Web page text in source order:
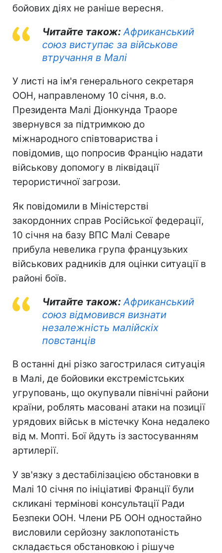
бойових діях не раніше вересня.
Читайте також:Африканський
союз виступає за військове
втручання в Малі
У листі на ім'я генерального секретаря
ООН, направленому 10 січня, в.о.
Президента Малі Діонкунда Траоре
звернувся за підтримкою до
міжнародного співтовариства і
повідомив, що попросив Францію надати
військову допомогу в ліквідації
терористичної загрози.
Як повідомили в Міністерстві
закордонних справ Російської федерації,
10 січня на базу ВПС Малі Севаре
прибула невелика група французьких
військових радників для оцінки ситуації в
районі боїв.
Читайте також:Африканський
союз відмовився визнати
незалежність малійскіх
повстанців
В останні дні різко загострилася ситуація
в Малі, де бойовики екстремістських
угруповань, що окупували північні райони
країни, роблять масовані атаки на позиції
урядових військ в містечку Кона недалеко
від м. Мопті. Бої йдуть із застосуванням
артилерії.
У зв'язку з дестабілізацією обстановки в
Малі 10 січня по ініціативі Франції були
скликані термінові консультації Ради
Безпеки ООН. Члени РБ ООН одностайно
висловили серйозну заклопотаність
складається обстановкою і рішуче